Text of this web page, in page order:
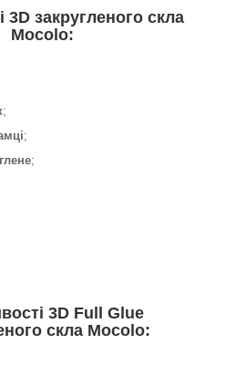
3D закругленого скла
Mocolo:
;
;
;
3D Full Glue
скла Mocolo: